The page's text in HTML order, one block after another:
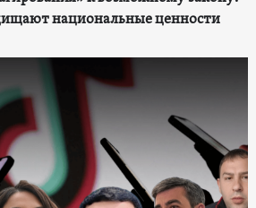
национальные ценности